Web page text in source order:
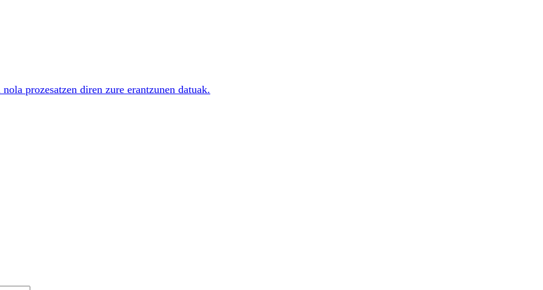
prozesatzen diren zure erantzunen datuak.